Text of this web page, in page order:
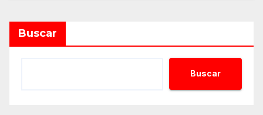
Buscar
Buscar